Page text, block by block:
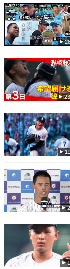
#大学陸上
関西から世界へ！夢
け！
⇒ https://
sub_confirmation=1
【あすリートチャンネ
「あすリートチャン
まったオリジナル動
「あすリートチャン
トたちのインタビュー
アでは見られないオリ
あすリートチャンネ
『地上波放送：あす
ア・一部地域除く）
あすリートチャンネ
▶公式YouTubeチャン
/ @athlete_ytv
▶公式Twitterチャンネ